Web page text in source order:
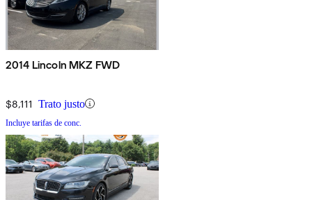
2014 Lincoln MKZ FWD
$8,111 Trato justo
Incluye tarifas de conc.